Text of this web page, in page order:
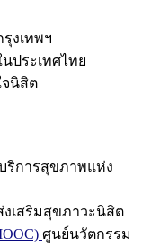
งเทพฯ
ประเทศไทย
จนิสิต
ริการสุขภาพแห่ง
เสริมสุขภาวะนิสิต
ศูนย์นวัตกรรม